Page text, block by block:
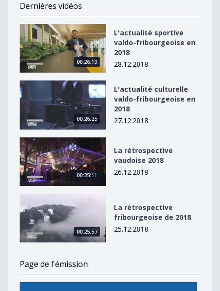
Dernières vidéos
L&#039;actualité sportive valdo-fribourgeoise en 2018
00:26:19
L'actualité sportive
valdo-fribourgeoise en
2018
28.12.2018
L&#039;actualité culturelle valdo-fribourgeoise en
00:26:25
L'actualité culturelle
valdo-fribourgeoise en
2018
27.12.2018
La rétrospective vaudoise 2018
00:25:11
La rétrospective
vaudoise 2018
26.12.2018
00:25:57
La rétrospective
fribourgeoise de 2018
25.12.2018
Page de l'émission